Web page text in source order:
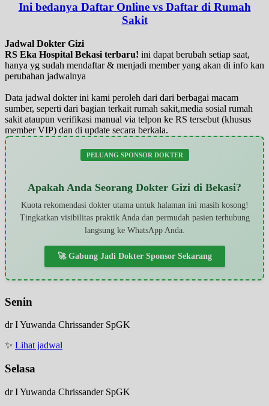
Ini bedanya Daftar Online vs Daftar di Rumah
Sakit
Jadwal Dokter Gizi
RS Eka Hospital Bekasi terbaru! ini dapat berubah setiap saat,
hanya yg sudah mendaftar & menjadi member yang akan di info kan
perubahan jadwalnya
Data jadwal dokter ini kami peroleh dari dari berbagai macam
sumber, seperti dari bagian terkait rumah sakit,media sosial rumah
sakit ataupun verifikasi manual via telpon ke RS tersebut (khusus
member VIP) dan di update secara berkala.
PELUANG SPONSOR DOKTER
Apakah Anda Seorang Dokter Gizi di Bekasi?
Kuota rekomendasi dokter utama untuk halaman ini masih kosong!
Tingkatkan visibilitas praktik Anda dan permudah pasien terhubung
langsung ke WhatsApp Anda.
🚀 Gabung Jadi Dokter Sponsor Sekarang
Senin
dr I Yuwanda Chrissander SpGK
✨ Lihat jadwal
Selasa
dr I Yuwanda Chrissander SpGK